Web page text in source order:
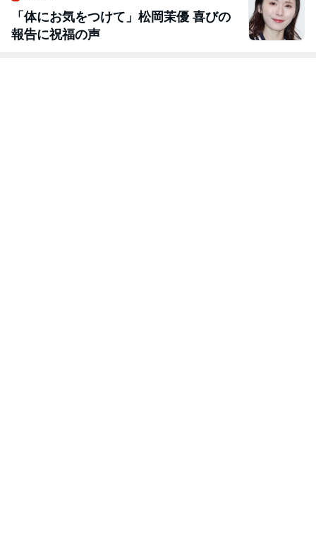
「体にお気をつけて」松岡茉優 喜びの
報告に祝福の声